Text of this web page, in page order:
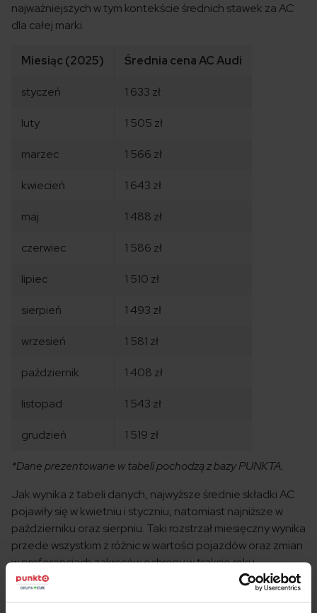
najważniejszych w tym kontekście średnich stawek za AC
dla całej marki.
Miesiąc (2025) Średnia cena AC Audi
styczeń 1 633 zł
luty 1 505 zł
marzec 1 566 zł
kwiecień 1 643 zł
maj 1 488 zł
czerwiec 1 586 zł
lipiec 1 510 zł
sierpień 1 493 zł
wrzesień 1 581 zł
październik 1 408 zł
listopad 1 543 zł
grudzień 1 519 zł
*Dane prezentowane w tabeli pochodzą z bazy PUNKTA.
Jak wynika z tabeli danych, najwyższe średnie składki AC
pojawiły się w kwietniu i styczniu, natomiast najniższe w
październiku oraz sierpniu. Taki rozstrzał miesięczny wynika
przede wszystkim z różnic w wartości pojazdów oraz zmian
w preferencjach zakresów ochrony w trakcie roku.